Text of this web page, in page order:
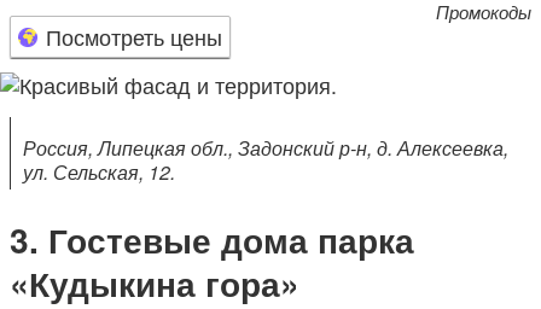
Посмотреть цены
Промокоды
Россия, Липецкая обл., Задонский р-н, д. Алексеевка,
ул. Сельская, 12.
Гостевые дома парка
«Кудыкина гора»